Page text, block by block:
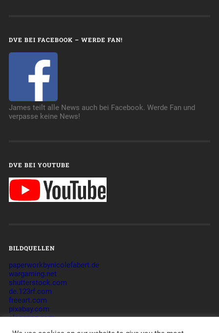
DVE BEI FACEBOOK – WERDE FAN!
James teilt alle News auch bei Facebook. Werde Fan und
verpasse keine News!
DVE BEI YOUTUBE
BILDQUELLEN
paperworkbynicolefabert.de
wargaming.net
shutterstock.com
de.123rf.com
freeart.com
pixabay.com
cleanpng.com